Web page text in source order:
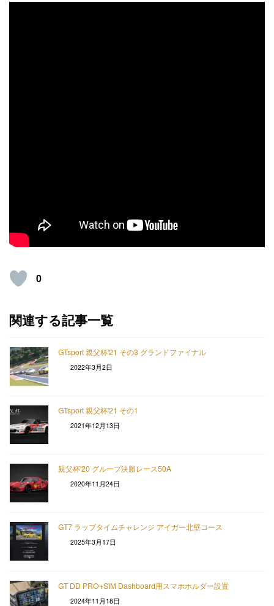
0
関連する記事一覧
GTsport 親父杯'21 その3 グランドファイナル
2022年3月2日
GTsport 親父杯'21 その1
2021年12月13日
親父杯'20 グループ決勝レース50A
2020年11月24日
GT7 ラップタイムチャレンジ アイガー北壁コース
2025年3月17日
GT DD PRO+SIM Dashboard用スマホホルダー設置
2024年11月18日